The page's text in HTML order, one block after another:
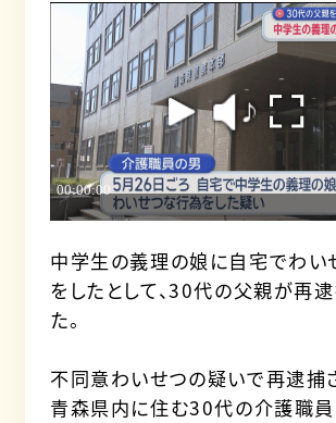
中学生の義理の娘に自宅でわい
をしたとして、30代の父親が再
た。
不同意わいせつの疑いで再逮捕
青森県内に住む30代の介護職員